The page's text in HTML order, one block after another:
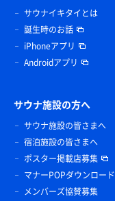
サウナイキタイとは
誕生時のお話
iPhoneアプリ
Androidアプリ
サウナ施設の方へ
サウナ施設の皆さまへ
宿泊施設の皆さまへ
ポスター掲載店募集
マナーPOPダウンロード
メンバーズ協賛募集